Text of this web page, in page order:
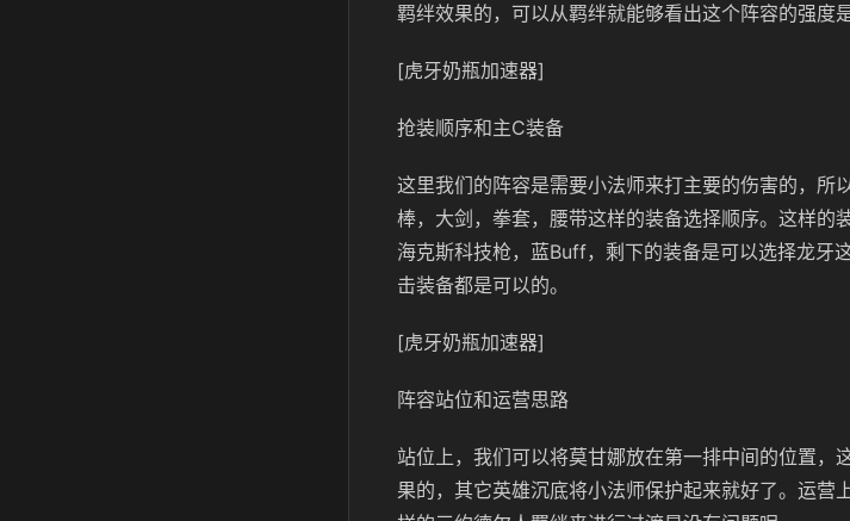
羁绊效果的，可以从羁绊就能够看出这个阵容的强度
[虎牙奶瓶加速器]
抢装顺序和主C装备
这里我们的阵容是需要小法师来打主要的伤害的，所
棒，大剑，拳套，腰带这样的装备选择顺序。这样的
海克斯科技枪，蓝Buff，剩下的装备是可以选择龙牙
击装备都是可以的。
[虎牙奶瓶加速器]
阵容站位和运营思路
站位上，我们可以将莫甘娜放在第一排中间的位置，
果的，其它英雄沉底将小法师保护起来就好了。运营